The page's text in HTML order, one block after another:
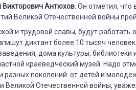
Викторович Антюхов . Он отметил,
Великой Отечественной войны
и трудовой славы, будут работать
диктант более 10 тысяч
дома культуры,
краеведческий музей. Надо
разных поколений: от детей и
Великой Отечественной войны,